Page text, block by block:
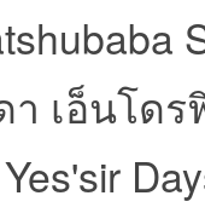
า เอ็นโด